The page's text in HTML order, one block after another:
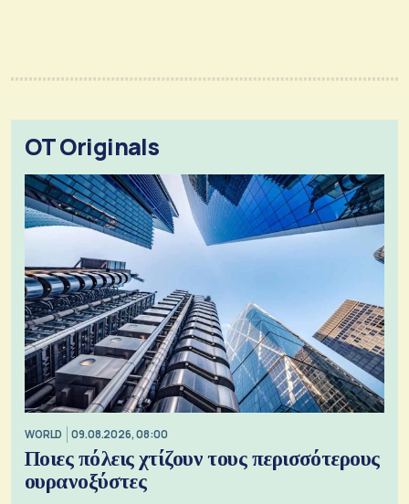
OT Originals
WORLD 09.08.2026, 08:00
Ποιες πόλεις χτίζουν τους περισσότερους
ουρανοξύστες